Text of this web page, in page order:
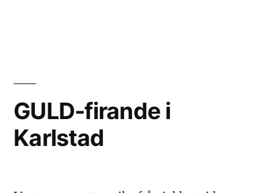
GULD-firande i
Karlstad